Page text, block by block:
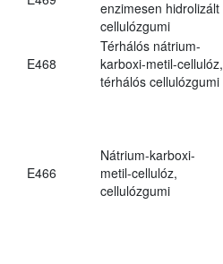
enzimesen hidrolizált
cellulózgumi
E468
Térhálós nátrium-
karboxi-metil-cellulóz,
térhálós cellulózgumi
E466
Nátrium-karboxi-
metil-cellulóz,
cellulózgumi